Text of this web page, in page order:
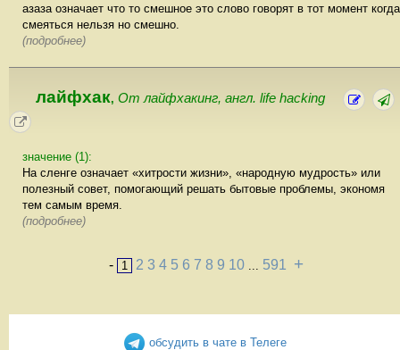
азаза означает что то смешное это слово говорят в тот момент когда
смеяться нельзя но смешно.
(подробнее)
лайфхак, От лайфхакинг, англ. life hacking
значение (1):
На сленге означает «хитрости жизни», «народную мудрость» или
полезный совет, помогающий решать бытовые проблемы, экономя
тем самым время.
(подробнее)
- 1 2 3 4 5 6 7 8 9 10 591 +
обсудить в чате в Телеге